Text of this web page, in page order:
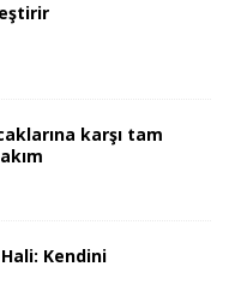
karşı tam
Kendini